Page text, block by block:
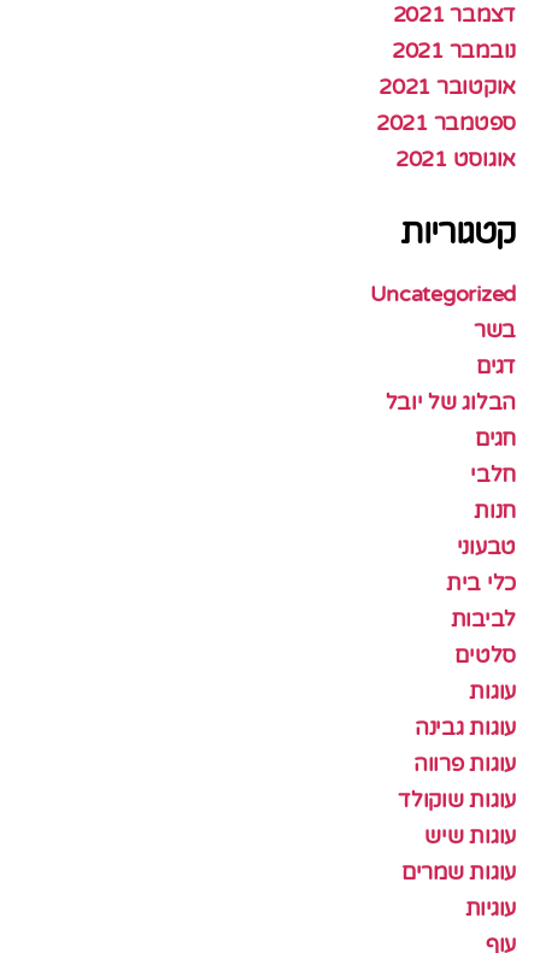
דצמבר 2021
נובמבר 2021
אוקטובר 2021
ספטמבר 2021
אוגוסט 2021
קטגוריות
Uncategorized
בשר
דגים
הבלוג של יובל
חגים
חלבי
חנות
טבעוני
כלי בית
לביבות
סלטים
עוגות
עוגות גבינה
עוגות פרווה
עוגות שוקולד
עוגות שיש
עוגות שמרים
עוגיות
עוף